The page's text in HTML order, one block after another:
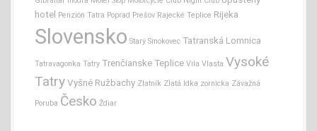
hotel
Penzión Tatra Poprad Prešov Rajecké Teplice Rijeka
Slovensko Starý Smokovec Tatranská Lomnica
Tatravagonka Tatry Trenčianske Teplice Vila Vlasta Vysoké
Tatry Vyšné Ružbachy Zlatník Zlatá Idka zornicka Závažná
Poruba Česko Ždiar